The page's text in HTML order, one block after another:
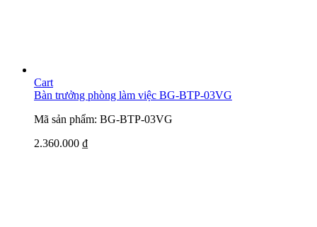
Cart
Bàn trưởng phòng làm việc BG-BTP-03VG
Mã sản phẩm: BG-BTP-03VG
2.360.000 ₫